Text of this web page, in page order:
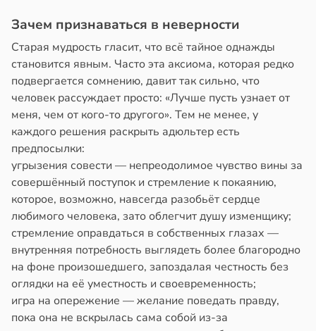
Зачем признаваться в неверности
Старая мудрость гласит, что всё тайное однажды
становится явным. Часто эта аксиома, которая редко
подвергается сомнению, давит так сильно, что
человек рассуждает просто: «Лучше пусть узнает от
меня, чем от кого-то другого». Тем не менее, у
каждого решения раскрыть адюльтер есть
предпосылки:
угрызения совести — непреодолимое чувство вины за
совершённый поступок и стремление к покаянию,
которое, возможно, навсегда разобьёт сердце
любимого человека, зато облегчит душу изменщику;
стремление оправдаться в собственных глазах —
внутренняя потребность выглядеть более благородно
на фоне произошедшего, запоздалая честность без
оглядки на её уместность и своевременность;
игра на опережение — желание поведать правду,
пока она не вскрылась сама собой из-за